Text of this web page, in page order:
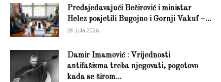
Predsjedavajući Bečirović i ministar
Helez posjetili Bugojno i Gornji Vakuf –...
28. Jula 2026.
Damir Imamović : Vrijednosti
antifašizma treba njegovati, pogotovo
kada se širom...